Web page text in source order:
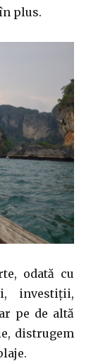
plus.
odată cu
investiții,
pe de altă
distrugem